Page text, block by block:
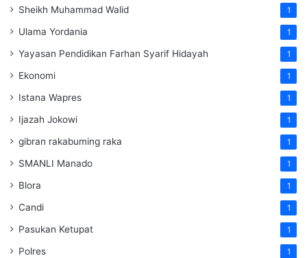
Sheikh Muhammad Walid 1
Ulama Yordania 1
Yayasan Pendidikan Farhan Syarif Hidayah 1
Ekonomi 1
Istana Wapres 1
Ijazah Jokowi 1
gibran rakabuming raka 1
SMANLI Manado 1
Blora 1
Candi 1
Pasukan Ketupat 1
Polres 1